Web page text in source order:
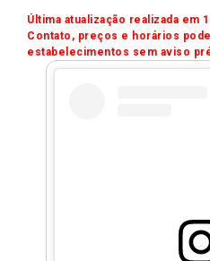
Última atualização realizada em
Contato, preços e horários
estabelecimentos sem aviso